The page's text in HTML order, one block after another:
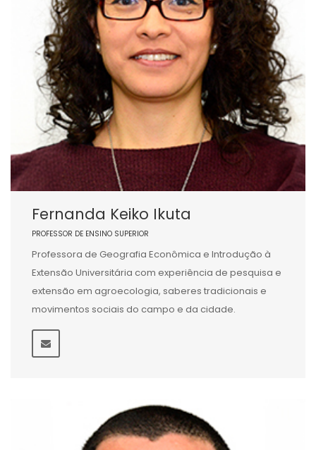
Fernanda Keiko Ikuta
PROFESSOR DE ENSINO SUPERIOR
Professora de Geografia Econômica e Introdução à
Extensão Universitária com experiência de pesquisa e
extensão em agroecologia, saberes tradicionais e
movimentos sociais do campo e da cidade.